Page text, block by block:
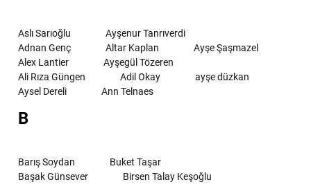
Aslı Sarıoğlu
Ayşenur Tanrıverdi
Adnan Genç
Altar Kaplan
Ayşe Şaşmazel
Alex Lantier
Ayşegül Tözeren
Ali Rıza Güngen
Adil Okay
ayşe düzkan
Aysel Dereli
Ann Telnaes
B
Barış Soydan
Buket Taşar
Başak Günsever
Birsen Talay Keşoğlu